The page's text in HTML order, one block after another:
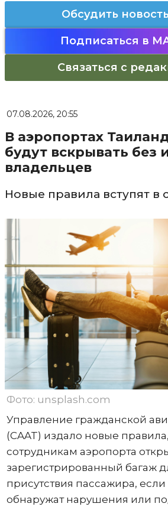
Обсудить
Подписаться в
Связаться с
07.08.2026, 20:55
В аэропортах
будут вскрывать без
владельцев
Новые правила вступят в
Фото: unsplash.com
Управление гражданской
(CAAT) издало новые
сотрудникам аэропорта
зарегистрированный багаж
присутствия пассажира,
обнаружат нарушения или